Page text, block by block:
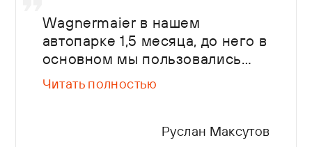
Wagnermaier в нашем
автопарке 1,5 месяца, до него в
основном мы пользовались
Kogel. Главные факторы, на
которые смотрели при выборе
доступность запчастей,
Читать полностью
Руслан Максутов